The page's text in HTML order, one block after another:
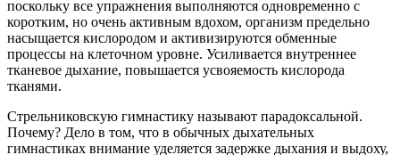
поскольку все упражнения выполняются одновременно с
коротким, но очень активным вдохом, организм предельно
насыщается кислородом и активизируются обменные
процессы на клеточном уровне. Усиливается внутреннее
тканевое дыхание, повышается усвояемость кислорода
тканями.
Стрельниковскую гимнастику называют парадоксальной.
Почему? Дело в том, что в обычных дыхательных
гимнастиках внимание уделяется задержке дыхания и выдоху,